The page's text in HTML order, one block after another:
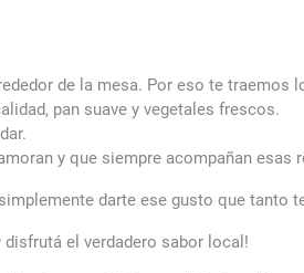
de la mesa. Por eso te traemos
pan suave y vegetales frescos.
y que siempre acompañan esas
darte ese gusto que tanto
disfrutá el verdadero sabor local!